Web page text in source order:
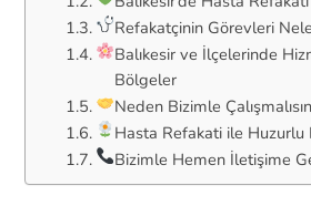
Refakatçinin Görevleri
Balıkesir ve İlçelerinde
Bölgeler
Neden Bizimle
Hasta Refakati ile Huzurlu
Bizimle Hemen İletişime